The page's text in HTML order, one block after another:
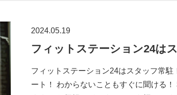
2024.05.19
フィットステーション24は
フィットステーション24はスタッフ常
ート！ わからないこともすぐに聞ける